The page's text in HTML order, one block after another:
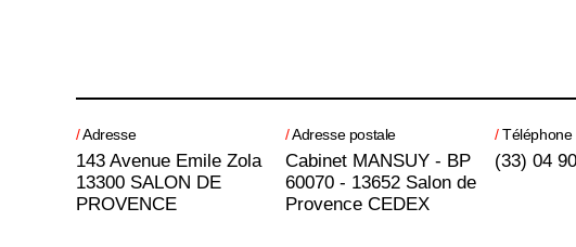
/Adresse
143 Avenue Emile Zola
13300 SALON DE
PROVENCE
/Adresse postale
Cabinet MANSUY - BP
60070 - 13652 Salon de
Provence CEDEX
/Téléphone
(33) 04